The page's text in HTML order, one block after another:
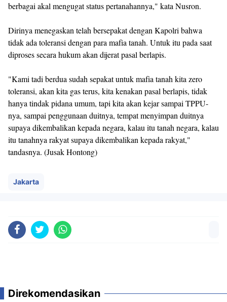
berbagai akal mengugat status pertanahannya," kata Nusron.
Dirinya menegaskan telah bersepakat dengan Kapolri bahwa
tidak ada toleransi dengan para mafia tanah. Untuk itu pada saat
diproses secara hukum akan dijerat pasal berlapis.
"Kami tadi berdua sudah sepakat untuk mafia tanah kita zero
toleransi, akan kita gas terus, kita kenakan pasal berlapis, tidak
hanya tindak pidana umum, tapi kita akan kejar sampai TPPU-
nya, sampai penggunaan duitnya, tempat menyimpan duitnya
supaya dikembalikan kepada negara, kalau itu tanah negara, kalau
itu tanahnya rakyat supaya dikembalikan kepada rakyat,"
tandasnya. (Jusak Hontong)
Jakarta
Direkomendasikan